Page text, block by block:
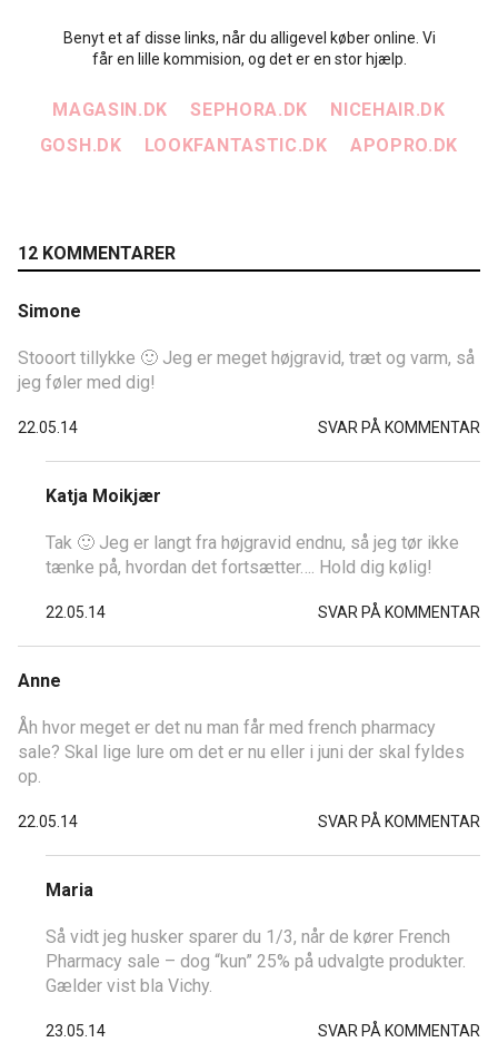
Benyt et af disse links, når du alligevel køber online. Vi
får en lille kommision, og det er en stor hjælp.
MAGASIN.DK SEPHORA.DK
NICEHAIR.DK
GOSH.DK
LOOKFANTASTIC.DK APOPRO.DK
12 KOMMENTARER
Simone
Stooort tillykke 🙂 Jeg er meget højgravid, træt og varm, så
jeg føler med dig!
22.05.14 SVAR PÅ KOMMENTAR
Katja Moikjær
Tak 🙂 Jeg er langt fra højgravid endnu, så jeg tør ikke
tænke på, hvordan det fortsætter…. Hold dig kølig!
22.05.14 SVAR PÅ KOMMENTAR
Anne
Åh hvor meget er det nu man får med french pharmacy
sale? Skal lige lure om det er nu eller i juni der skal fyldes
op.
22.05.14 SVAR PÅ KOMMENTAR
Maria
Så vidt jeg husker sparer du 1/3, når de kører French
Pharmacy sale – dog “kun” 25% på udvalgte produkter.
Gælder vist bla Vichy.
23.05.14 SVAR PÅ KOMMENTAR